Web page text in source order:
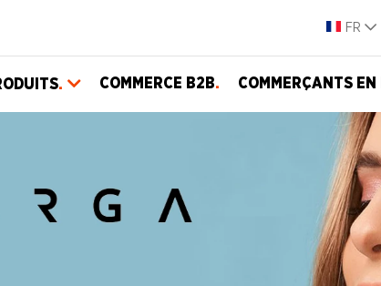
FR
. COMMERCE B2B. COMMERÇANTS EN